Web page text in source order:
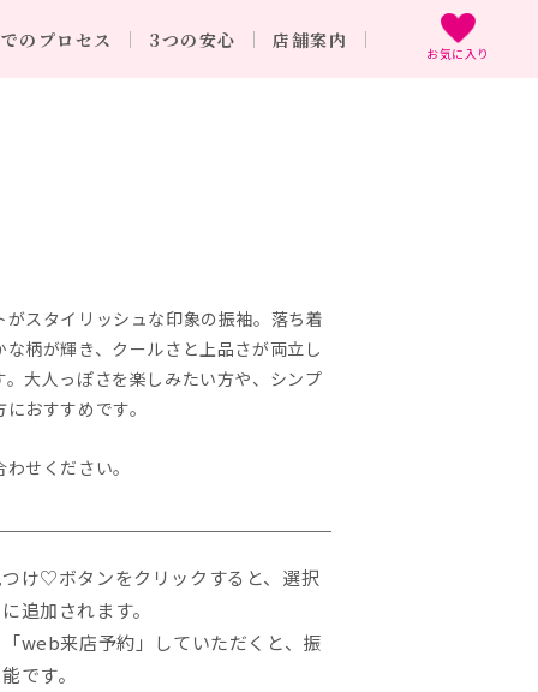
のプロセス 3つの安心 店舗案内
お気に入り
スタイリッシュな印象の振袖。落ち着
柄が輝き、クールさと上品さが両立し
大人っぽさを楽しみたい方や、シンプ
おすすめです。
せください。
け♡ボタンをクリックすると、選択
追加されます。
web来店予約」していただくと、振
です。